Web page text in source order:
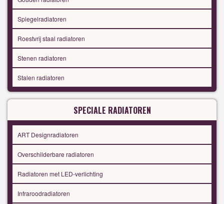
Spiegelradiatoren
Roestvrij staal radiatoren
Stenen radiatoren
Stalen radiatoren
SPECIALE RADIATOREN
ART Designradiatoren
Overschilderbare radiatoren
Radiatoren met LED-verlichting
Infraroodradiatoren